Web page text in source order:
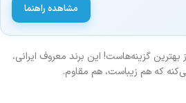
مشاهده راهنما
گزینه‌هاست! این برند معروف ایرانی،
که هم زیباست، هم مقاوم.